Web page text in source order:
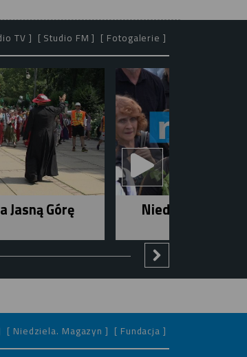
TV ] [ Studio FM ] [ Fotogalerie ]
Jasną Górę Niedziela w
[ Niedziela. Magazyn ] [ Fundacja ]